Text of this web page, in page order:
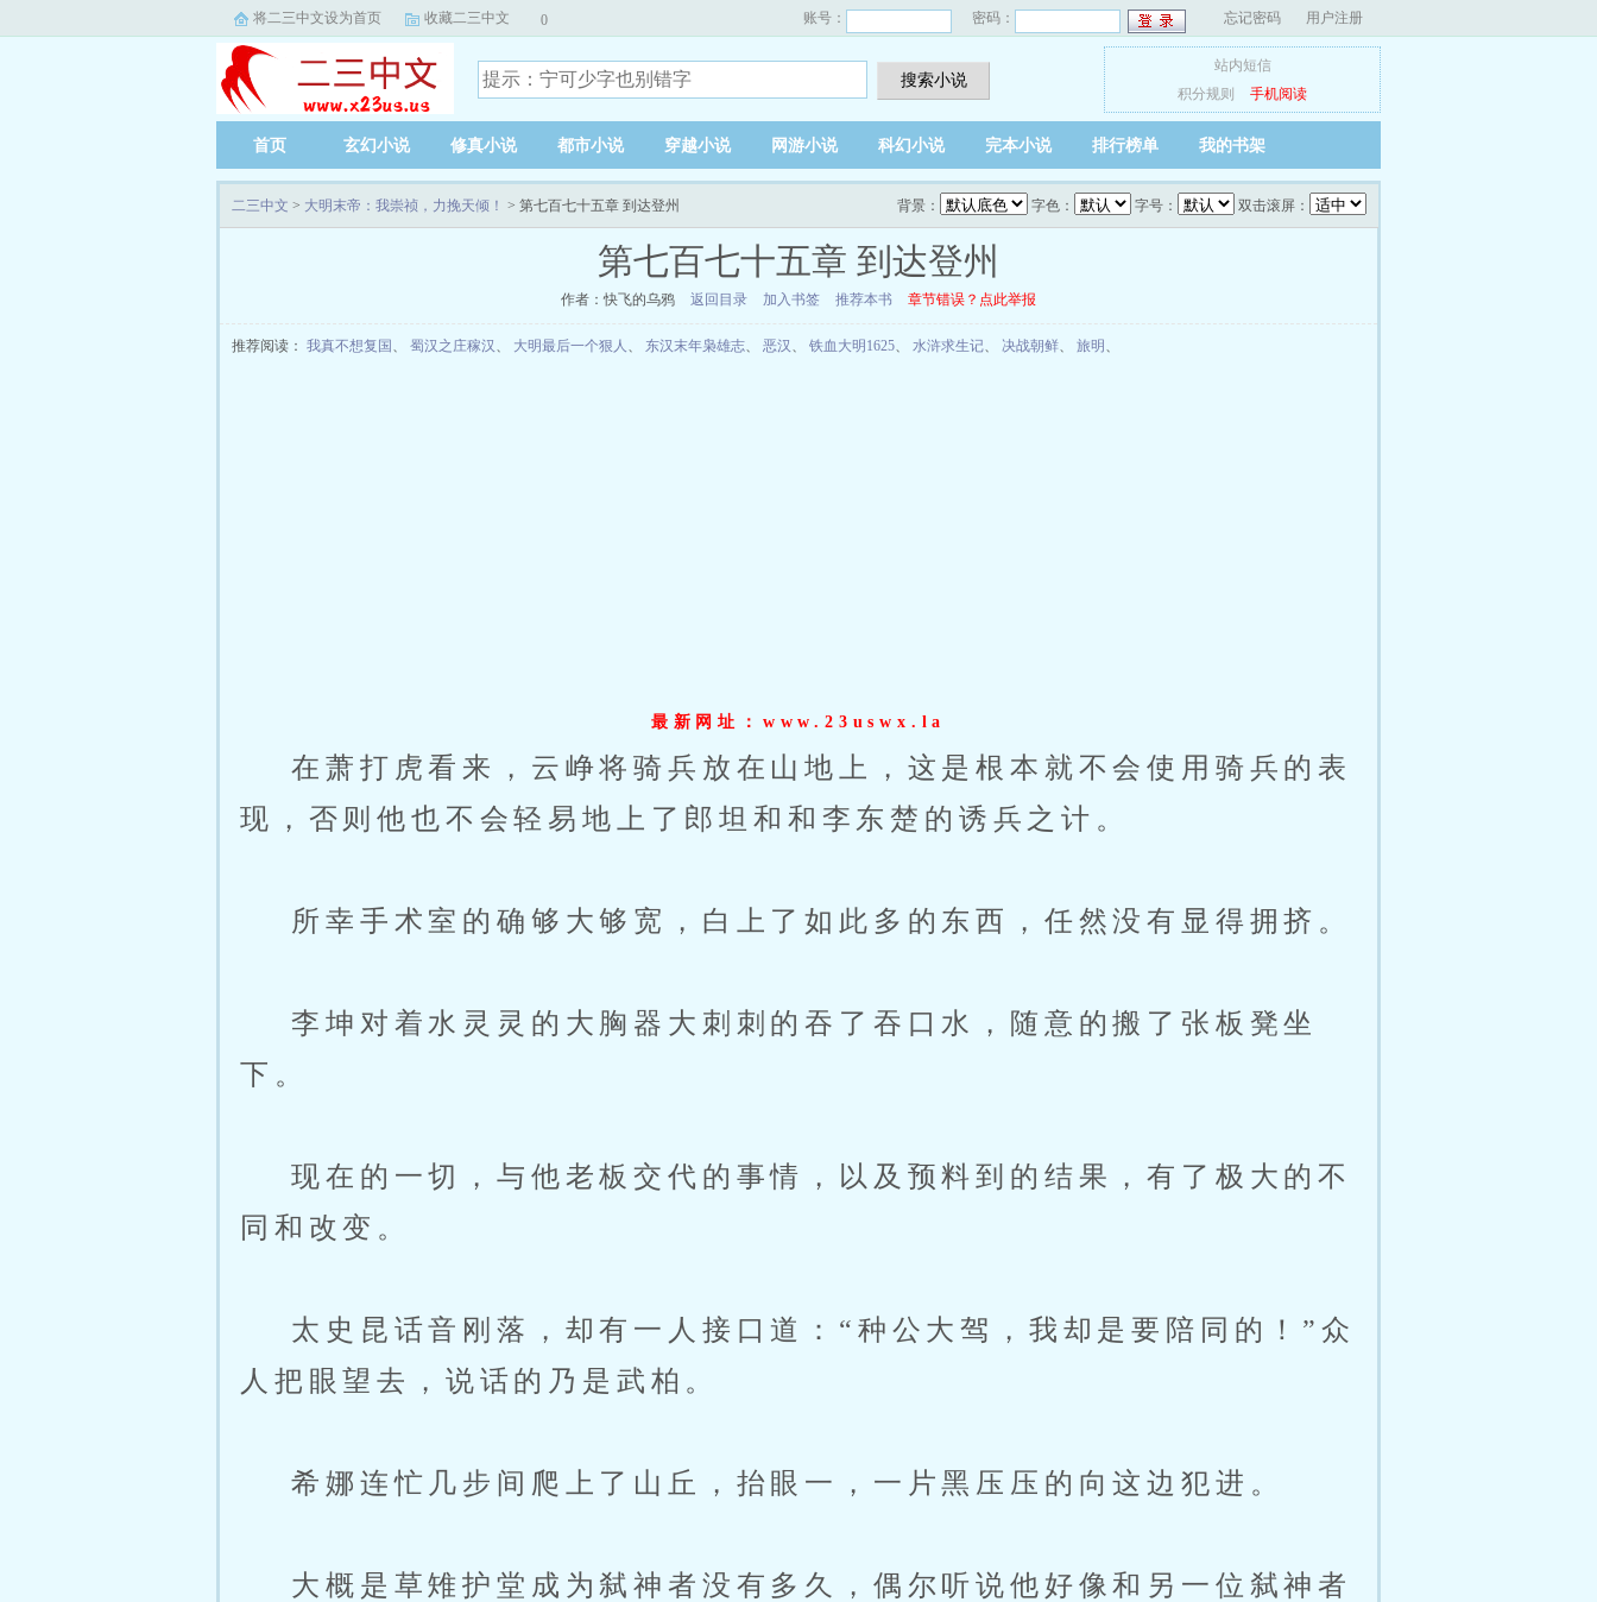
将二三中文设为首页 收藏二三中文 0 账号： 密码： 忘记密码 用户注册
搜索小说
站内短信
积分规则
手机阅读
首页 玄幻小说 修真小说 都市小说 穿越小说 网游小说 科幻小说 完本小说 排行榜单 我的书架
背景： 字色： 字号： 双击滚屏：
二三中文 > 大明末帝：我崇祯，力挽天倾！ > 第七百七十五章 到达登州
第七百七十五章 到达登州
作者：快飞的乌鸦 返回目录 加入书签 推荐本书 章节错误？点此举报
推荐阅读： 我真不想复国 、 蜀汉之庄稼汉 、 大明最后一个狠人 、 东汉末年枭雄志、 恶汉 、 铁血大明1625、 水浒求生记、 决战朝鲜、 旅明 、
最新网址：www.23uswx.la
在萧打虎看来，云峥将骑兵放在山地上，这是根本就不会使用骑兵的表
现，否则他也不会轻易地上了郎坦和和李东楚的诱兵之计。
所幸手术室的确够大够宽，白上了如此多的东西，任然没有显得拥挤。
李坤对着水灵灵的大胸器大刺刺的吞了吞口水，随意的搬了张板凳坐
下。
现在的一切，与他老板交代的事情，以及预料到的结果，有了极大的不
同和改变。
太史昆话音刚落，却有一人接口道：“种公大驾，我却是要陪同的！”众
人把眼望去，说话的乃是武柏。
希娜连忙几步间爬上了山丘，抬眼一，一片黑压压的向这边犯进。
大概是草雉护堂成为弑神者没有多久，偶尔听说他好像和另一位弑神者